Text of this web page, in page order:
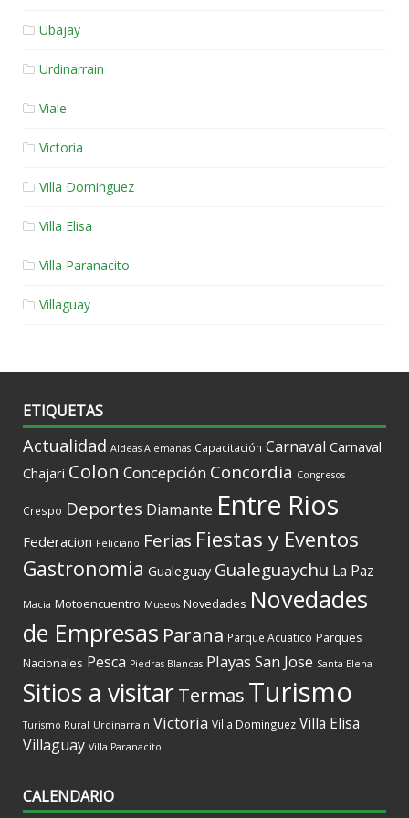
Ubajay
Urdinarrain
Viale
Victoria
Villa Dominguez
Villa Elisa
Villa Paranacito
Villaguay
ETIQUETAS
Actualidad Aldeas Alemanas Capacitación Carnaval Carnaval
Chajari Colon Concepción Concordia Congresos
Crespo Deportes Diamante Entre Rios
Federacion Feliciano Ferias Fiestas y Eventos
Gastronomia Gualeguay Gualeguaychu La Paz
Macia Motoencuentro Museos Novedades Novedades
de Empresas Parana Parque Acuatico Parques
Nacionales Pesca Piedras Blancas Playas San Jose Santa Elena
Sitios a visitarTermas Turismo
Turismo Rural Urdinarrain Victoria Villa Dominguez Villa Elisa
Villaguay Villa Paranacito
CALENDARIO